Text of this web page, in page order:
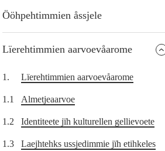
Ööhpehtimmien åssjele
Lïerehtimmien aarvoevåarome
1. Lïerehtimmien aarvoevåarome
1.1 Almetjeaarvoe
1.2 Identiteete jïh kulturellen gellievoete
1.3
Laejhtehks ussjedimmie jïh etihkeles